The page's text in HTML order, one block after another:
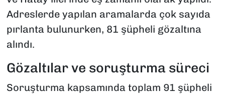
Adreslerde yapılan aramalarda çok sayıda
pırlanta bulunurken, 81 şüpheli gözaltına
alındı.
Gözaltılar ve soruşturma süreci
Soruşturma kapsamında toplam 91 şüpheli